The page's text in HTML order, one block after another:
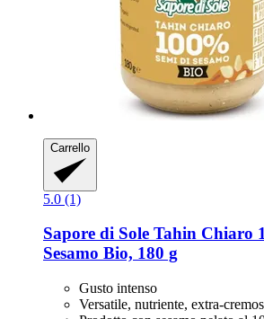
Carrello
5.0 (1)
Sapore di Sole Tahin Chiaro
Sesamo Bio, 180 g
Gusto intenso
Versatile, nutriente, extra-